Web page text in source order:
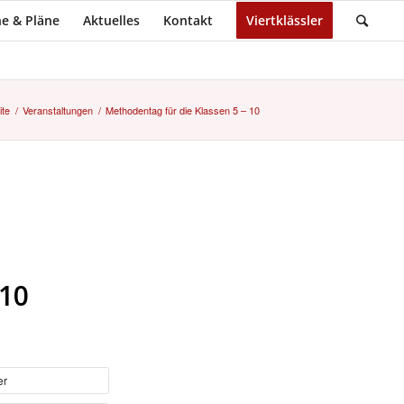
& Pläne Aktuelles Kontakt Viertklässler
/ Veranstaltungen / Methodentag für die Klassen 5 – 10